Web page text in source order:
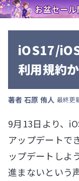
iOS17/
利用規約
著者 石原 侑人 最終更
9月13日より、
アップデートで
ップデートしよ
進まないという